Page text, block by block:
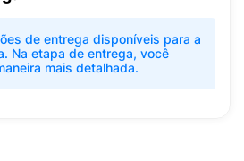
de entrega disponíveis para a
Na etapa de entrega, você
mais detalhada.